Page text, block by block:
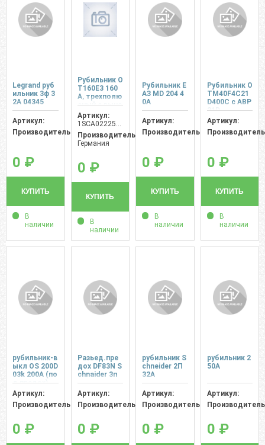
Legrand руб
ильник 3ф 3
2А 04345
Артикул:
Производитель:
0 ₽
КУПИТЬ
В
наличии
Рубильник O
T160E3 160
А, трехполю
сный с выно
сной рукоят
кой АВВ
Артикул:
1SCA022257R5950
Производитель:
Германия
0 ₽
КУПИТЬ
В
наличии
Рубильник Е
АЗ MD 204 4
0А
Артикул:
Производитель:
0 ₽
КУПИТЬ
В
наличии
Рубильник O
TM40F4C21
D400C c АВР
21D
Артикул:
0 ₽
КУПИТЬ
В
наличии
рубильник-в
ыкл OS 200D
03k 200A (по
д предох)
Артикул:
Производитель:
0 ₽
Разьед.пре
дох DF83N S
chnaider 3п
Артикул:
Производитель:
0 ₽
рубильник S
сhnеider 2П
32А
Артикул:
Производитель:
0 ₽
рубильник 2
50A
Артикул:
0 ₽